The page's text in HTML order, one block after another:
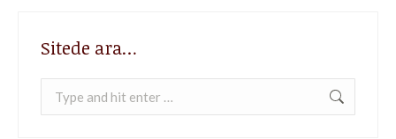
Sitede ara…